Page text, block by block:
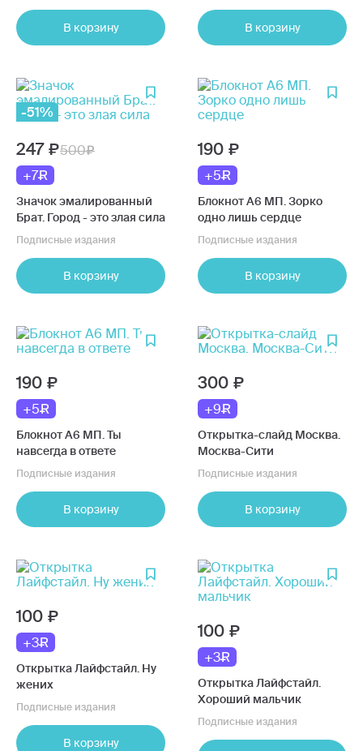
В корзину В корзину
-51%
247
500
+7
Значок эмалированный
Брат. Город - это злая сила
Подписные издания
В корзину
190
+5
Блокнот А6 МП. Зорко
одно лишь сердце
Подписные издания
В корзину
190
+5
Блокнот А6 МП. Ты
навсегда в ответе
Подписные издания
В корзину
300
+9
Открытка-слайд Москва.
Москва-Сити
Подписные издания
В корзину
100
+3
Открытка Лайфстайл. Ну
жених
Подписные издания
В корзину
100
+3
Открытка Лайфстайл.
Хороший мальчик
Подписные издания